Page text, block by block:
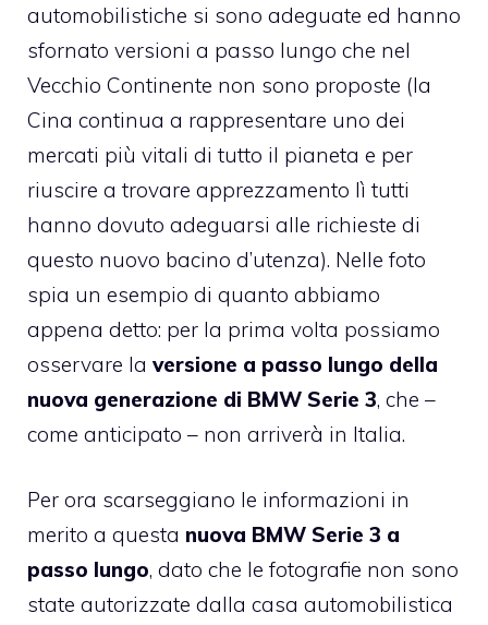
automobilistiche si sono adeguate ed hanno
sfornato versioni a passo lungo che nel
Vecchio Continente non sono proposte (la
Cina continua a rappresentare uno dei
mercati più vitali di tutto il pianeta e per
riuscire a trovare apprezzamento lì tutti
hanno dovuto adeguarsi alle richieste di
questo nuovo bacino d’utenza). Nelle foto
spia un esempio di quanto abbiamo
appena detto: per la prima volta possiamo
osservare la versione a passo lungo della
nuova generazione di BMW Serie 3, che –
come anticipato – non arriverà in Italia.
Per ora scarseggiano le informazioni in
merito a questa nuova BMW Serie 3 a
passo lungo, dato che le fotografie non sono
state autorizzate dalla casa automobilistica